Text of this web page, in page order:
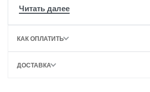
опытный сотрудник, длительное
-Доставим в полной упаковке бутика.
КАК ОПЛАТИТЬ
ДОСТАВКА